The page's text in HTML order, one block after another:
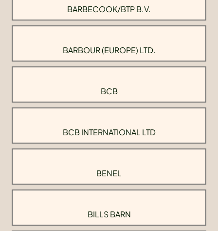
BARBECOOK/BTP B.V.
BARBOUR (EUROPE) LTD.
BCB
BCB INTERNATIONAL LTD
BENEL
BILLS BARN